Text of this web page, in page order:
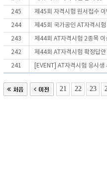
245 제45회 자격시험 원서접수
244 제45회 국가공인 AT자격시
243 제44회 AT자격시험 2종목
242 제44회 AT자격시험 확정답
241 [EVENT] AT자격시험 응시
21 22 23